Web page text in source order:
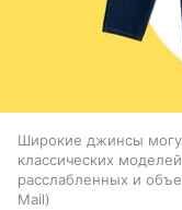
Широкие джинсы
классических
расслабленных и
Mail